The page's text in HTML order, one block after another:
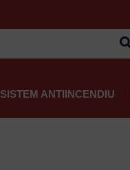
SISTEM ANTIINCENDIU